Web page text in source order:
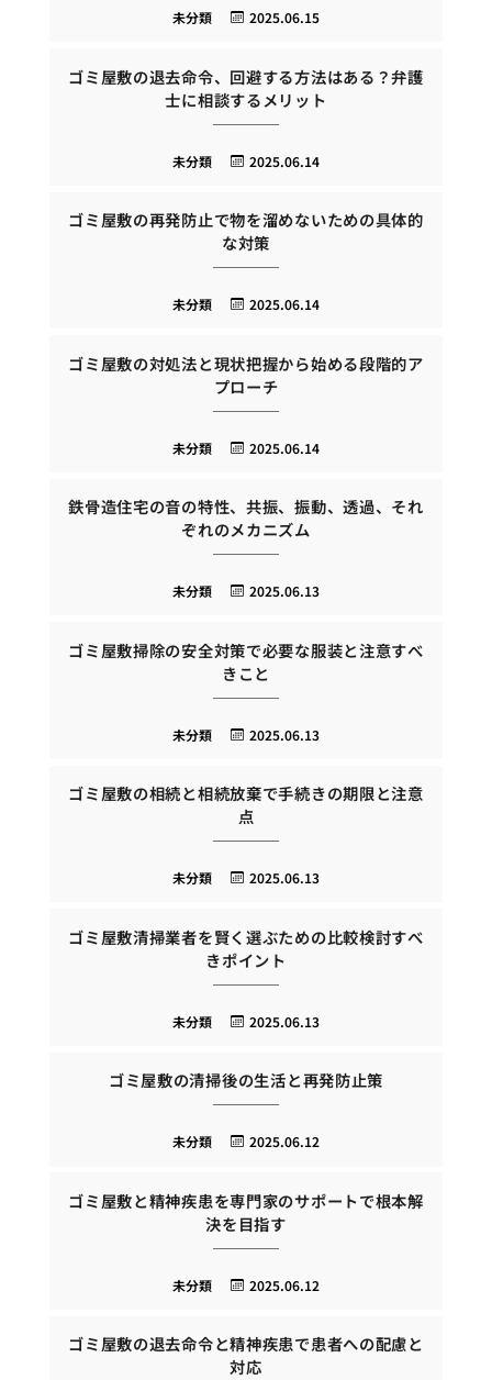
2025.06.15
未分類
ゴミ屋敷の退去命令、回避する方法はある？弁護
士に相談するメリット
2025.06.14
未分類
ゴミ屋敷の再発防止で物を溜めないための具体的
な対策
2025.06.14
未分類
ゴミ屋敷の対処法と現状把握から始める段階的ア
プローチ
2025.06.14
未分類
鉄骨造住宅の音の特性、共振、振動、透過、それ
ぞれのメカニズム
2025.06.13
未分類
ゴミ屋敷掃除の安全対策で必要な服装と注意すべ
きこと
2025.06.13
未分類
ゴミ屋敷の相続と相続放棄で手続きの期限と注意
点
2025.06.13
未分類
ゴミ屋敷清掃業者を賢く選ぶための比較検討すべ
きポイント
2025.06.13
未分類
ゴミ屋敷の清掃後の生活と再発防止策
2025.06.12
未分類
ゴミ屋敷と精神疾患を専門家のサポートで根本解
決を目指す
2025.06.12
未分類
ゴミ屋敷の退去命令と精神疾患で患者への配慮と
対応